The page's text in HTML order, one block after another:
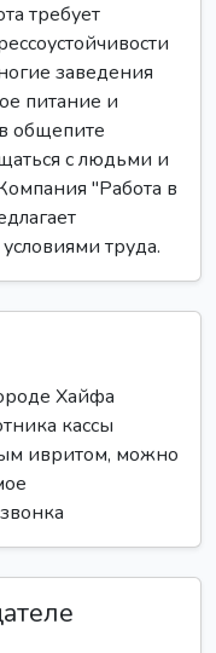
требует
заведения
питание и
общепите
с людьми и
"Работа в
труда.
Хайфа
кассы
ивритом, можно